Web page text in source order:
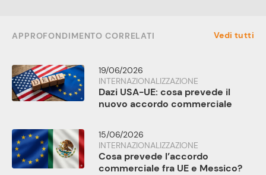
APPROFONDIMENTO CORRELATI Vedi tutti
19/06/2026
INTERNAZIONALIZZAZIONE
Dazi USA-UE: cosa prevede il
nuovo accordo commerciale
15/06/2026
INTERNAZIONALIZZAZIONE
Cosa prevede l’accordo
commerciale fra UE e Messico?